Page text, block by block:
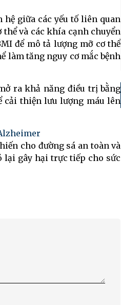
giữa các yếu tố liên quan
và các khía cạnh chuyển
để mô tả lượng mỡ cơ thể
làm tăng nguy cơ mắc bệnh
ra khả năng điều trị bằng
cải thiện lưu lượng máu lên
cho đường sá an toàn và
lại gây hại trực tiếp cho sức